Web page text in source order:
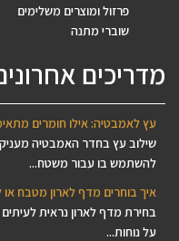
פרזול ומוצרים משלימים
שוברי מתנה
מדריכים
עץ לאמבטיה: אילו חומרים
שילוב עץ בחדר האמבטיה
להשתמש בו עבור משטח...
איך בוחרים מדף לארון מטבח או
בחירת מדף לארון נראית
על נוחות...